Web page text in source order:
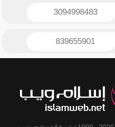
3094998483
839655901